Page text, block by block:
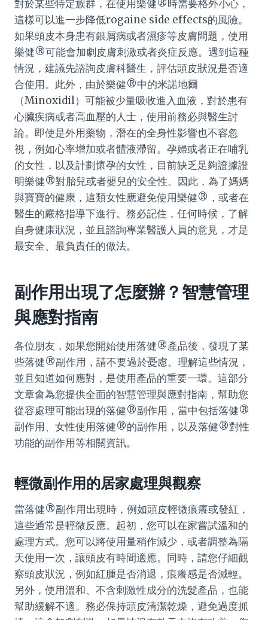
對於某些特定族群，在使用樂健®時需要格外小心，
這樣可以進一步降低rogaine side effects的風險。
如果頭皮本身患有銀屑病或者濕疹等皮膚問題，使用
樂健®可能會加劇皮膚刺激或者炎症反應。遇到這種
情況，建議先諮詢皮膚科醫生，評估頭皮狀況是否適
合使用。此外，由於樂健®中的米諾地爾
（Minoxidil）可能被少量吸收進入血液，對於患有
心臟疾病或者高血壓的人士，使用前務必與醫生討
論。即使是外用藥物，潛在的全身性影響也不容忽
視，例如心率增加或者體液滯留。孕婦或者正在哺乳
的女性，以及計劃懷孕的女性，目前缺乏足夠證據證
明樂健®對胎兒或者嬰兒的安全性。因此，為了媽媽
與寶寶的健康，這類女性應避免使用樂健®，或者在
醫生的嚴格指導下進行。務必記住，任何時候，了解
自身健康狀況，並且諮詢專業醫護人員的意見，才是
最安全、最負責任的做法。
副作用出現了怎麼辦？智慧管理
與應對指南
各位朋友，如果您開始使用落健®產品後，發現了某
些落健®副作用，請不要過於憂慮。理解這些情況，
並且知道如何應對，是使用產品的重要一環。這部分
文章會為您提供全面的智慧管理與應對指南，幫助您
從容處理可能出現的落健®副作用，當中包括落健®
副作用、女性使用落健®的副作用，以及落健®對性
功能的副作用等相關資訊。
輕微副作用的居家處理與觀察
當落健®副作用出現時，例如頭皮輕微痕癢或發紅，
這些通常是輕微反應。起初，您可以在家嘗試溫和的
處理方式。您可以將使用量稍作減少，或者調整為隔
天使用一次，讓頭皮有時間適應。同時，請您仔細觀
察頭皮狀況，例如紅腫是否消退，痕癢感是否減輕。
另外，使用溫和、不含刺激性成分的洗髮產品，也能
幫助緩解不適。務必保持頭皮清潔乾燥，避免過度抓